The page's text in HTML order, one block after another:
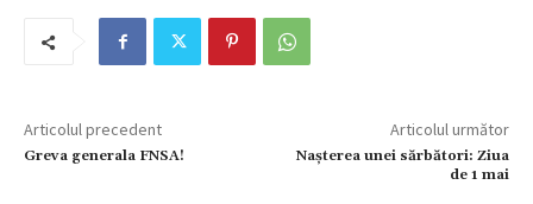
Articolul precedent
Greva generala FNSA!
Articolul următor
Nașterea unei sărbători: Ziua
de 1 mai